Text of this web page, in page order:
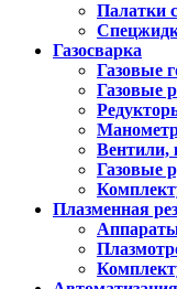
Палатки
Газосварка
Газовые
Газовые
Вентили,
Газовые
Плазменная